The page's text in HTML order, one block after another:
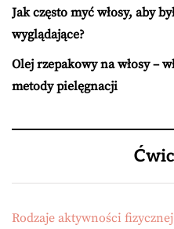
Jak często myć włosy, aby
wyglądające?
Olej rzepakowy na włosy –
metody pielęgnacji
Rodzaje aktywności